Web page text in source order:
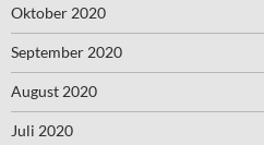
Oktober 2020
September 2020
August 2020
Juli 2020